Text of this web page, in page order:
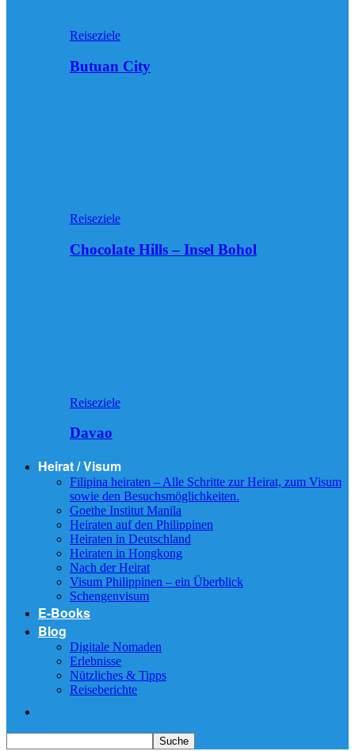
Reiseziele
Butuan City
Reiseziele
Chocolate Hills – Insel Bohol
Reiseziele
Davao
Heirat / Visum
Filipina heiraten – Alle Schritte zur Heirat, zum Visum
sowie den Besuchsmöglichkeiten.
Goethe Institut Manila
Heiraten auf den Philippinen
Heiraten in Deutschland
Heiraten in Hongkong
Nach der Heirat
Visum Philippinen – ein Überblick
Schengenvisum
E-Books
Blog
Digitale Nomaden
Erlebnisse
Nützliches & Tipps
Reiseberichte